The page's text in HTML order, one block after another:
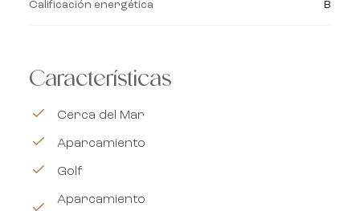
Calificación energética B
Características
Cerca del Mar
Aparcamiento
Golf
Aparcamiento